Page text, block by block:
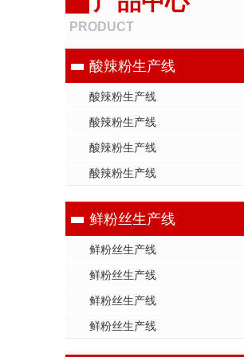
PRODUCT
酸辣粉生产线
酸辣粉生产线
酸辣粉生产线
酸辣粉生产线
酸辣粉生产线
鲜粉丝生产线
鲜粉丝生产线
鲜粉丝生产线
鲜粉丝生产线
鲜粉丝生产线